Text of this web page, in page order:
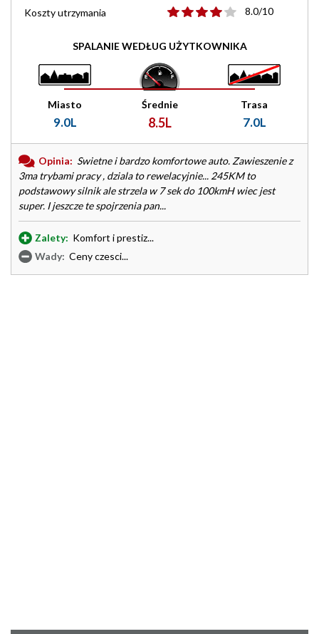
Koszty utrzymania
8.0/10
SPALANIE WEDŁUG UŻYTKOWNIKA
Miasto
9.0L
Średnie
8.5L
Trasa
7.0L
Opinia: Swietne i bardzo komfortowe auto. Zawieszenie z
3ma trybami pracy , dziala to rewelacyjnie... 245KM to
podstawowy silnik ale strzela w 7 sek do 100kmH wiec jest
super. I jeszcze te spojrzenia pan...
Zalety: Komfort i prestiz...
Wady: Ceny czesci...